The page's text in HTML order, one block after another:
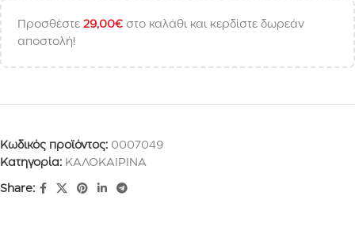
Προσθέστε 29,00€ στο καλάθι και κερδίστε δωρεάν
αποστολή!
Κωδικός προϊόντος: 0007049
Κατηγορία: ΚΑΛΟΚΑΙΡΙΝΑ
Share: